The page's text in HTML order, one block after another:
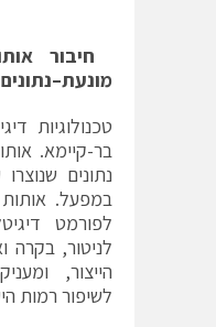
חיבור
מונעת–נתונים
טכנולוגיות
בר-קיימא.
נתונים
במפעל.
לפורמט
לניטור, בקרה
הייצור,
לשיפור רמות